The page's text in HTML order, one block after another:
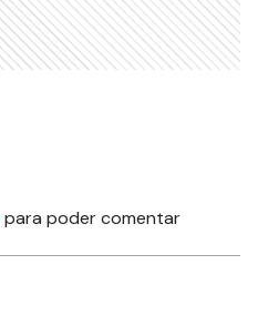
para poder comentar